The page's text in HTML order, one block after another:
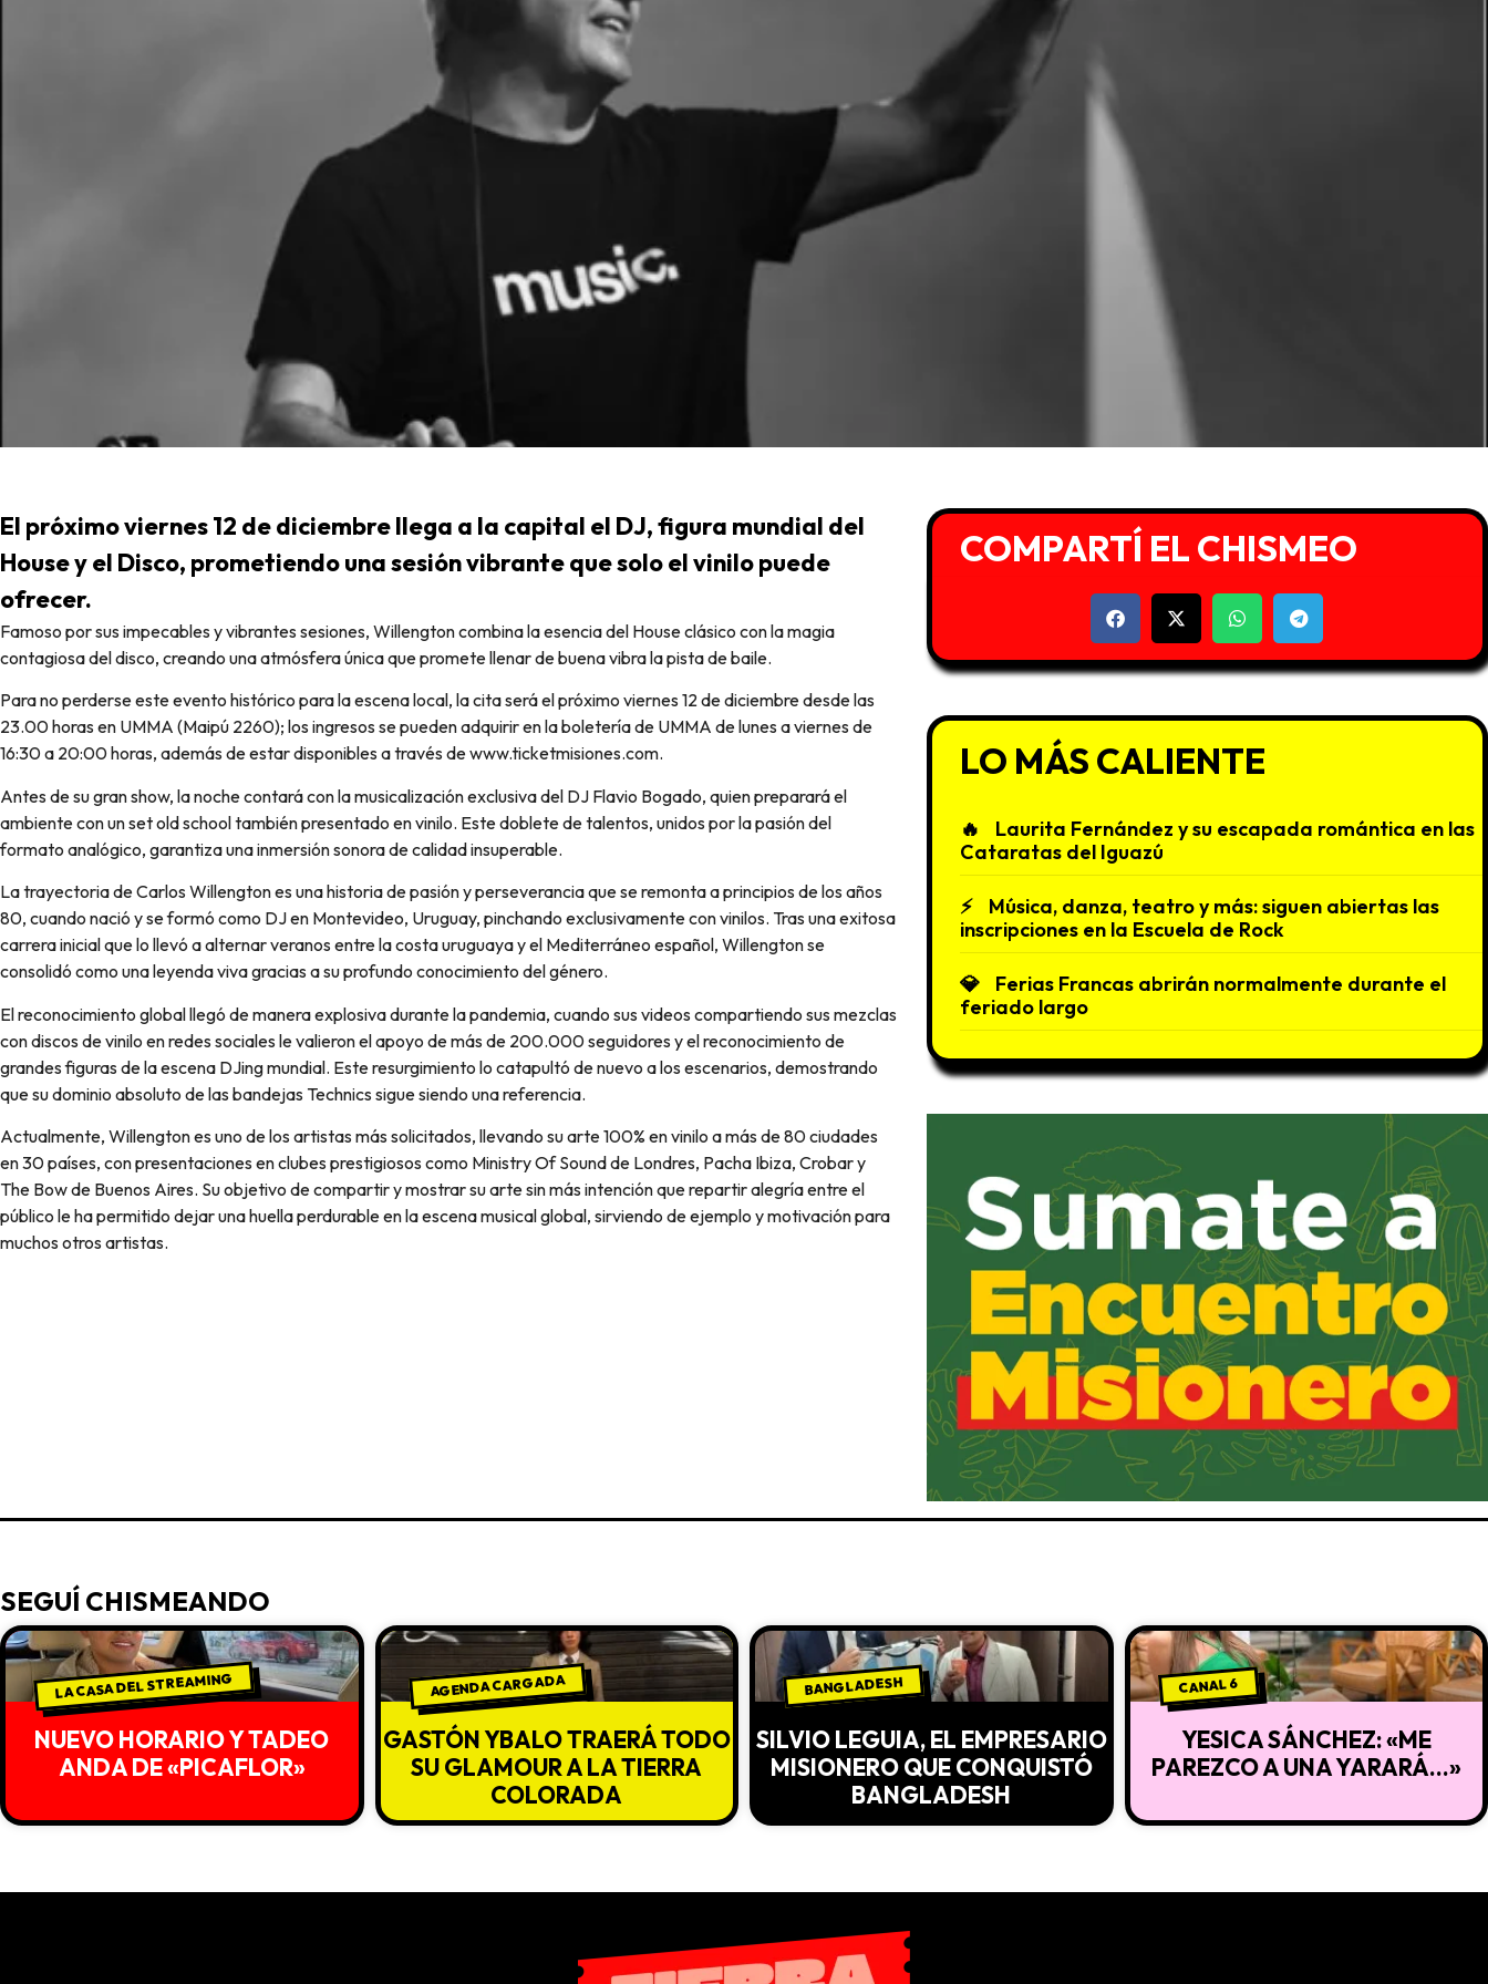
El próximo viernes 12 de diciembre llega a la capital el DJ, figura mundial del
House y el Disco, prometiendo una sesión vibrante que solo el vinilo puede
ofrecer.
Famoso por sus impecables y vibrantes sesiones, Willengton combina la esencia del House clásico con la magia
contagiosa del disco, creando una atmósfera única que promete llenar de buena vibra la pista de baile.
Para no perderse este evento histórico para la escena local, la cita será el próximo viernes 12 de diciembre desde las
23.00 horas en UMMA (Maipú 2260); los ingresos se pueden adquirir en la boletería de UMMA de lunes a viernes de
16:30 a 20:00 horas, además de estar disponibles a través de www.ticketmisiones.com.
Antes de su gran show, la noche contará con la musicalización exclusiva del DJ Flavio Bogado, quien preparará el
ambiente con un set old school también presentado en vinilo. Este doblete de talentos, unidos por la pasión del
formato analógico, garantiza una inmersión sonora de calidad insuperable.
La trayectoria de Carlos Willengton es una historia de pasión y perseverancia que se remonta a principios de los años
80, cuando nació y se formó como DJ en Montevideo, Uruguay, pinchando exclusivamente con vinilos. Tras una exitosa
carrera inicial que lo llevó a alternar veranos entre la costa uruguaya y el Mediterráneo español, Willengton se
consolidó como una leyenda viva gracias a su profundo conocimiento del género.
El reconocimiento global llegó de manera explosiva durante la pandemia, cuando sus videos compartiendo sus mezclas
con discos de vinilo en redes sociales le valieron el apoyo de más de 200.000 seguidores y el reconocimiento de
grandes figuras de la escena DJing mundial. Este resurgimiento lo catapultó de nuevo a los escenarios, demostrando
que su dominio absoluto de las bandejas Technics sigue siendo una referencia.
Actualmente, Willengton es uno de los artistas más solicitados, llevando su arte 100% en vinilo a más de 80 ciudades
en 30 países, con presentaciones en clubes prestigiosos como Ministry Of Sound de Londres, Pacha Ibiza, Crobar y
The Bow de Buenos Aires. Su objetivo de compartir y mostrar su arte sin más intención que repartir alegría entre el
público le ha permitido dejar una huella perdurable en la escena musical global, sirviendo de ejemplo y motivación para
muchos otros artistas.
COMPARTÍ EL CHISMEO
LO MÁS CALIENTE
Laurita Fernández y su escapada romántica en las
Cataratas del Iguazú
Música, danza, teatro y más: siguen abiertas las
inscripciones en la Escuela de Rock
Ferias Francas abrirán normalmente durante el
feriado largo
SEGUÍ CHISMEANDO
LA CASA DEL STREAMING
NUEVO HORARIO Y TADEO
ANDA DE «PICAFLOR»
AGENDA CARGADA
GASTÓN YBALO TRAERÁ TODO
SU GLAMOUR A LA TIERRA
COLORADA
BANGLADESH
SILVIO LEGUIA, EL EMPRESARIO
MISIONERO QUE CONQUISTÓ
BANGLADESH
CANAL 6
YESICA SÁNCHEZ: «ME
PAREZCO A UNA YARARÁ…»